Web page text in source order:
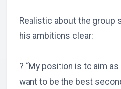
Realistic about the group
his ambitions clear:
? “My position is to aim
want to be the best